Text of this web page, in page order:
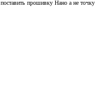
прошивку Нано а не точку